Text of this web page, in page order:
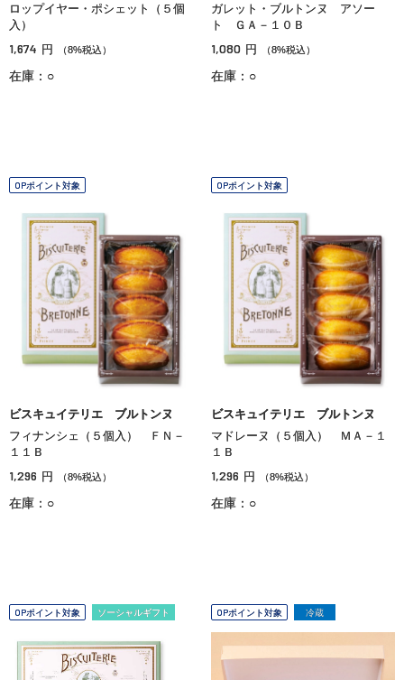
ロップイヤー・ポシェット（５個
入）
1,674 円 （8%税込）
在庫：○
ガレット・ブルトンヌ アソー
ト ＧＡ－１０Ｂ
1,080 円 （8%税込）
在庫：○
OPポイント対象
ビスキュイテリエ ブルトンヌ
フィナンシェ（５個入） ＦＮ－
１１Ｂ
1,296 円 （8%税込）
在庫：○
OPポイント対象
ビスキュイテリエ ブルトンヌ
マドレーヌ（５個入） ＭＡ－１
１Ｂ
1,296 円 （8%税込）
在庫：○
OPポイント対象 ソーシャルギフト OPポイント対象 冷蔵